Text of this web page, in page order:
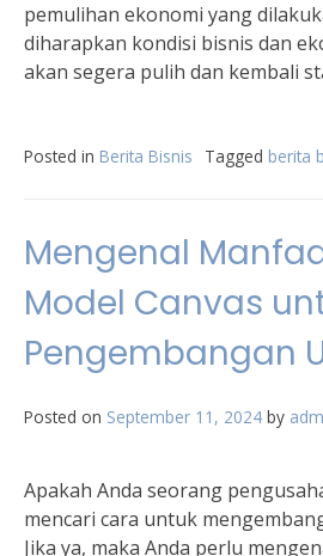
pemulihan ekonomi yang
diharapkan kondisi bisnis dan
akan segera pulih dan kembali
Posted in Berita Bisnis Tagged berita
Mengenal
Model Canvas
Pengembangan
Posted on September 11, 2024 by
Apakah Anda seorang
mencari cara untuk
Jika ya, maka Anda perlu